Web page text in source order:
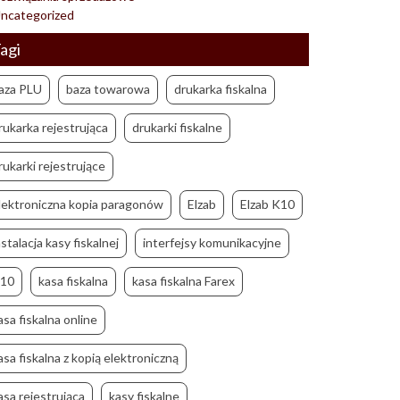
PLU baza towarowa drukarka fiskalna
rejestrująca drukarki fiskalne
rejestrujące
kopia paragonów Elzab Elzab K10
kasy fiskalnej interfejsy komunikacyjne
kasa fiskalna kasa fiskalna Farex
fiskalna online
fiskalna z kopią elektroniczną
rejestrująca kasy fiskalne